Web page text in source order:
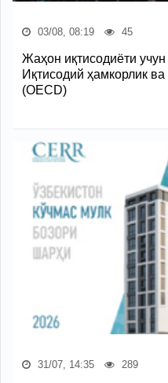
03/08, 08:19 45
Жаҳон иқтисодиёти
Иқтисодий ҳамкорлик
(OECD)
31/07, 14:35 289